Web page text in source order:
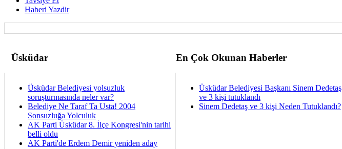
Haberi Yazdir
Üsküdar En Çok Okunan Haberler
Üsküdar Belediyesi yolsuzluk
soruşturmasında neler var?
Belediye Ne Taraf Ta Usta! 2004
Sonsuzluğa Yolculuk
AK Parti Üsküdar 8. İlçe Kongresi'nin tarihi
belli oldu
AK Parti'de Erdem Demir yeniden aday
Üsküdar Belediyesi Başkanı Sinem Dedetaş
ve 3 kişi tutuklandı
Sinem Dedetaş ve 3 kişi Neden Tutuklandı?